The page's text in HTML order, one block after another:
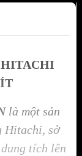
là một sản
Hitachi, sở
tích lên